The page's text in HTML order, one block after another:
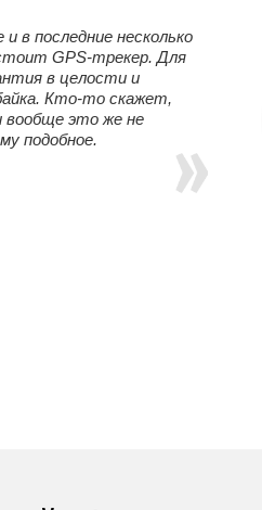
в последние несколько
GPS-трекер. Для
в целости и
Кто-то скажет,
вообще это же не
подобное.